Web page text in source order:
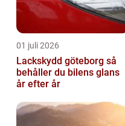
01 juli 2026
Lackskydd göteborg så
behåller du bilens glans
år efter år